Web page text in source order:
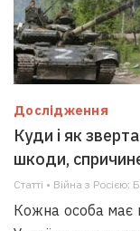
Дослідження
Куди і як
шкоди,
Статті • Війна з Росією;
Кожна особа має